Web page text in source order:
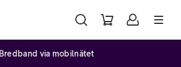
via mobilnätet